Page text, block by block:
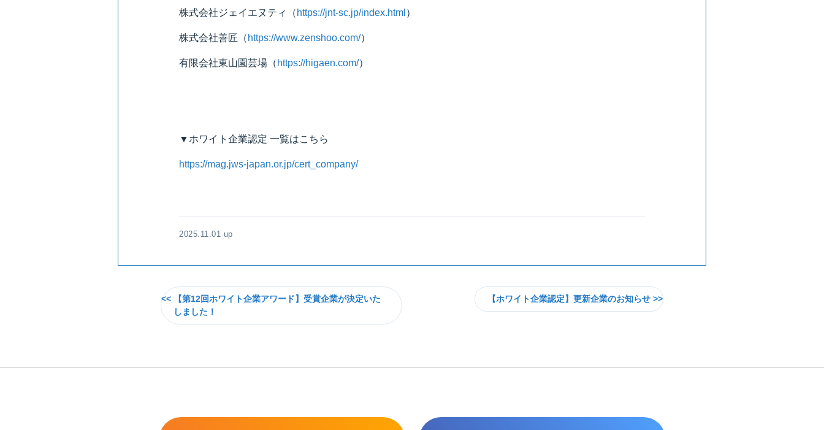
株式会社ジェイエヌティ （ https://jnt-sc.jp/index.html ）
株式会社善匠 （ https://www.zenshoo.com/）
有限会社東山園芸場 （ https://higaen.com/）
▼ホワイト企業認定 一覧はこちら
https://mag.jws-japan.or.jp/cert_company/
2025.11.01 up
【第12回ホワイト企業アワード】受賞企業が決定いた
しました！
【ホワイト企業認定】更新企業のお知らせ